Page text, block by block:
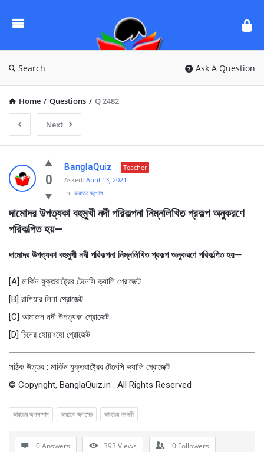
Questions
Search Ask A Question
Home / Questions / Q 2482
Next
Ask
Questions
BanglaQuiz
Latest
Questions
0
BanglaQuiz
Teacher
Asked: April 13, 2021
In: ভারতের ভূগোল
দামােদর উপত্যকা বহুমুখী নদী পরিকল্পনা নিম্নলিখিত প্রকল্প অনুকরণে
পরিকল্পিত হয়—
দামােদর উপত্যকা বহুমুখী নদী পরিকল্পনা নিম্নলিখিত প্রকল্প অনুকরণে পরিকল্পিত হয়—
[A] মার্কিন যুক্তরাষ্ট্রের টেনেসি ভ্যালি প্রােজেক্ট
[B] রাশিয়ার লিনা প্রােজেক্ট
[C] আমাজন নদী উপত্যকা প্রােজেক্ট
[D] চিনের হােয়াংহাে প্রােজেক্ট
সঠিক উত্তর : মার্কিন যুক্তরাষ্ট্রের টেনেসি ভ্যালি প্রােজেক্ট
© Copyright, BanglaQuiz.in . All Rights Reserved
ভারতের জলসম্পদ ভারতের জলসেচ ভারতের নদনদী
0 Answers 393 Views 0 Followers